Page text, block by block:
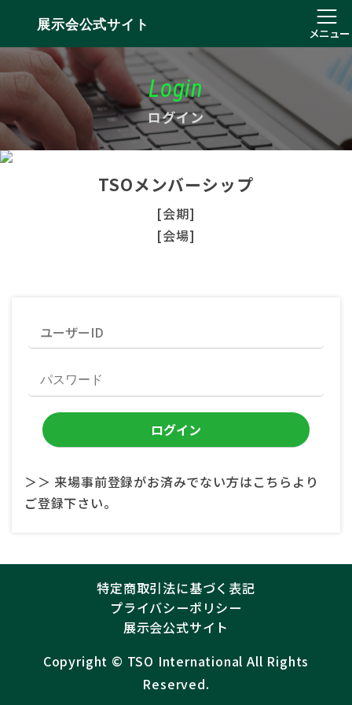
展示会公式サイト
メニュー
Login
ログイン
TSOメンバーシップ
[会期]
[会場]
＞＞ 来場事前登録がお済みでない方はこちらより
ご登録下さい。
特定商取引法に基づく表記
プライバシーポリシー
展示会公式サイト
Copyright ©︎ TSO International All Rights
Reserved.